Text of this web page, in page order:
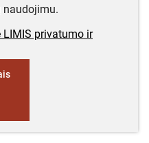
naudojimu.
privatumo ir